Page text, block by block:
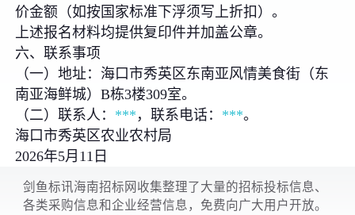
价金额（如按国家标准下浮须写上折扣）。
上述报名材料均提供复印件并加盖公章。
六、联系事项
（一）地址：海口市秀英区东南亚风情美食街（东
南亚海鲜城）B栋3楼309室。
（二）联系人： *** ，联系电话： ***。
海口市秀英区农业农村局
2026年5月11日
剑鱼标讯海南招标网收集整理了大量的招标投标信息、
各类采购信息和企业经营信息，免费向广大用户开放。